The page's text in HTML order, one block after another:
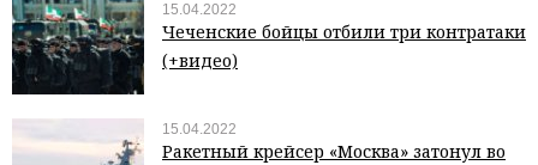
15.04.2022
Чеченские бойцы отбили три контратаки
(+видео)
15.04.2022
Ракетный крейсер «Москва» затонул во